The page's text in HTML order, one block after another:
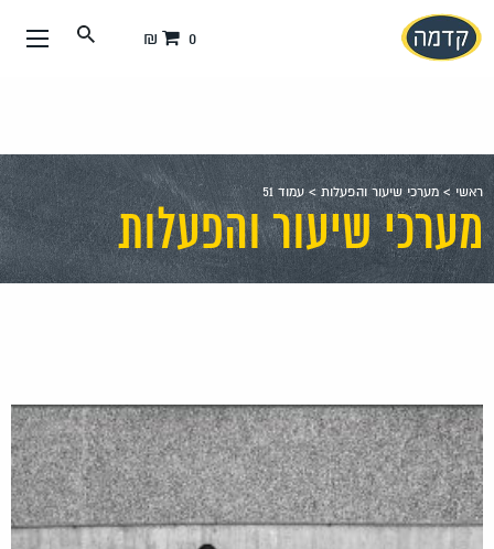
עבור
אל
0 ₪
ראשי >מערכי שיעור והפעלות >עמוד 51
מערכי שיעור והפעלות